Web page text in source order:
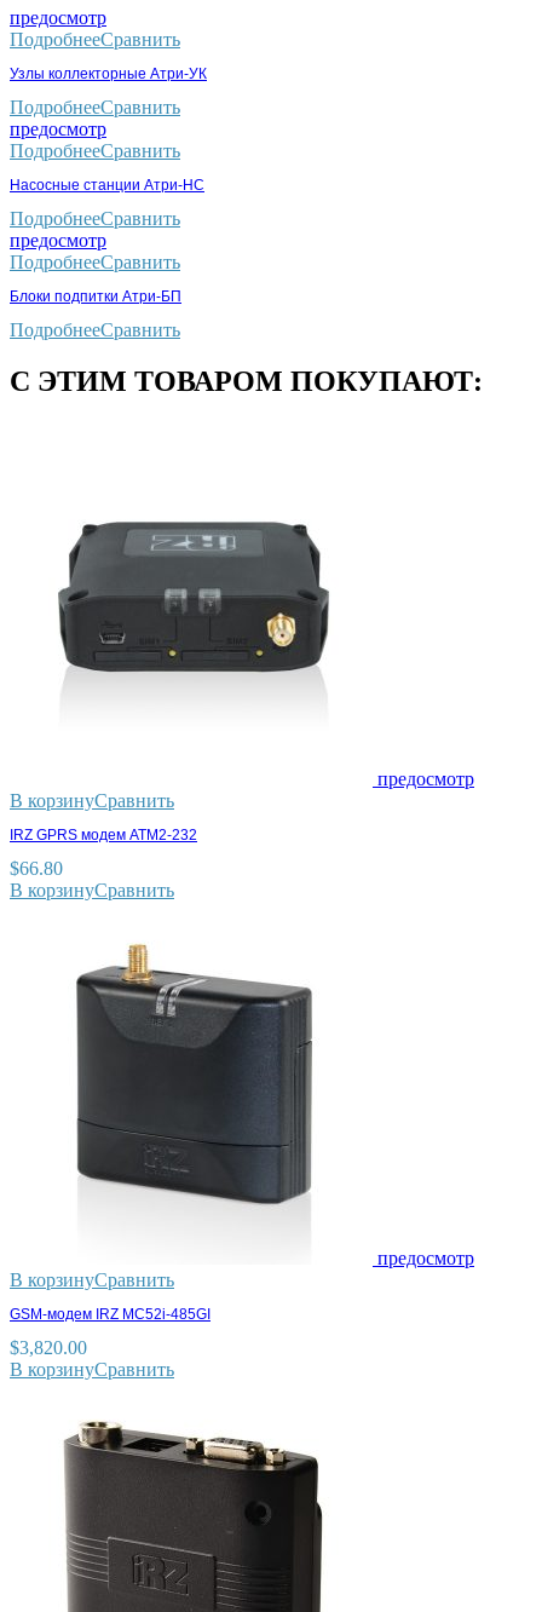
предосмотр
ПодробнееСравнить
Узлы коллекторные Атри-УК
ПодробнееСравнить
предосмотр
ПодробнееСравнить
Насосные станции Атри-НС
ПодробнееСравнить
предосмотр
ПодробнееСравнить
Блоки подпитки Атри-БП
ПодробнееСравнить
С ЭТИМ ТОВАРОМ ПОКУПАЮТ:
предосмотр
В корзинуСравнить
IRZ GPRS модем ATM2-232
$66.80
В корзинуСравнить
предосмотр
В корзинуСравнить
GSM-модем IRZ MC52i-485GI
$3,820.00
В корзинуСравнить